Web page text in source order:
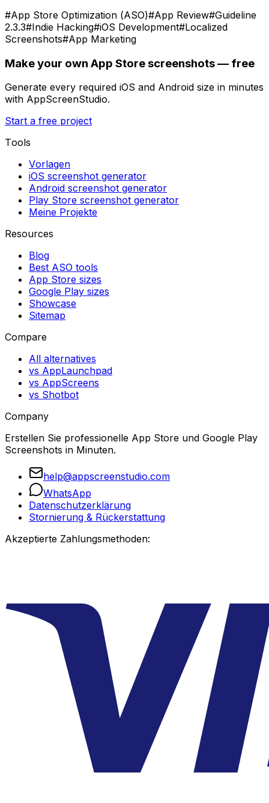
#App Store Optimization (ASO)#App Review#Guideline
2.3.3#Indie Hacking#iOS Development#Localized
Screenshots#App Marketing
Make your own App Store screenshots — free
Generate every required iOS and Android size in minutes
with AppScreenStudio.
Start a free project
Tools
Vorlagen
iOS screenshot generator
Android screenshot generator
Play Store screenshot generator
Meine Projekte
Resources
Blog
Best ASO tools
App Store sizes
Google Play sizes
Showcase
Sitemap
Compare
All alternatives
vs AppLaunchpad
vs AppScreens
vs Shotbot
Company
Erstellen Sie professionelle App Store und Google Play
Screenshots in Minuten.
help@appscreenstudio.com
WhatsApp
Datenschutzerklärung
Stornierung & Rückerstattung
Akzeptierte Zahlungsmethoden: